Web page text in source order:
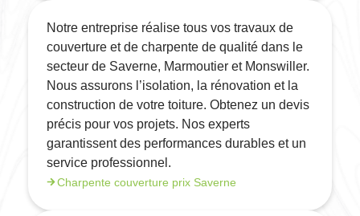
Notre entreprise réalise tous vos travaux de
couverture et de charpente de qualité dans le
secteur de Saverne, Marmoutier et Monswiller.
Nous assurons l’isolation, la rénovation et la
construction de votre toiture. Obtenez un devis
précis pour vos projets. Nos experts
garantissent des performances durables et un
service professionnel.
Charpente couverture prix Saverne